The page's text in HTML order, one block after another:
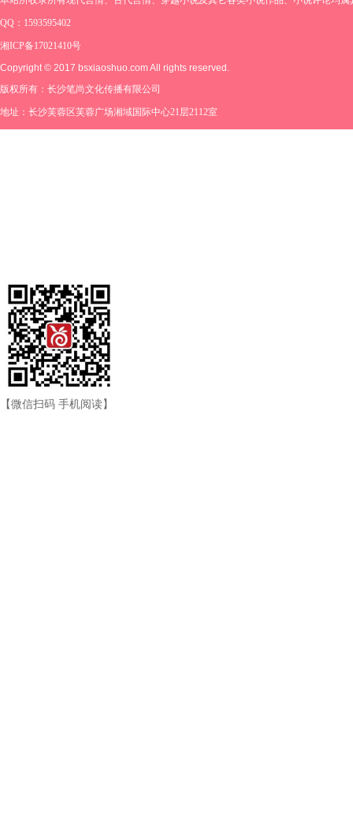
【微信扫码 手机阅读】
QQ：1593595402
湘ICP备17021410号
Copyright © 2017 bsxiaoshuo.com All rights reserved.
版权所有：长沙笔尚文化传播有限公司
地址：长沙芙蓉区芙蓉广场湘域国际中心21层2112室